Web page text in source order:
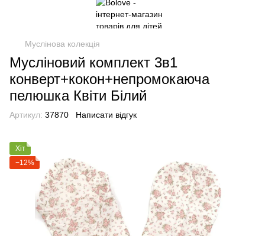
Муслінова колекція
Мусліновий комплект 3в1
конверт+кокон+непромокаюча
пелюшка Квіти Білий
Артикул: 37870 Написати відгук
Хіт
−12%